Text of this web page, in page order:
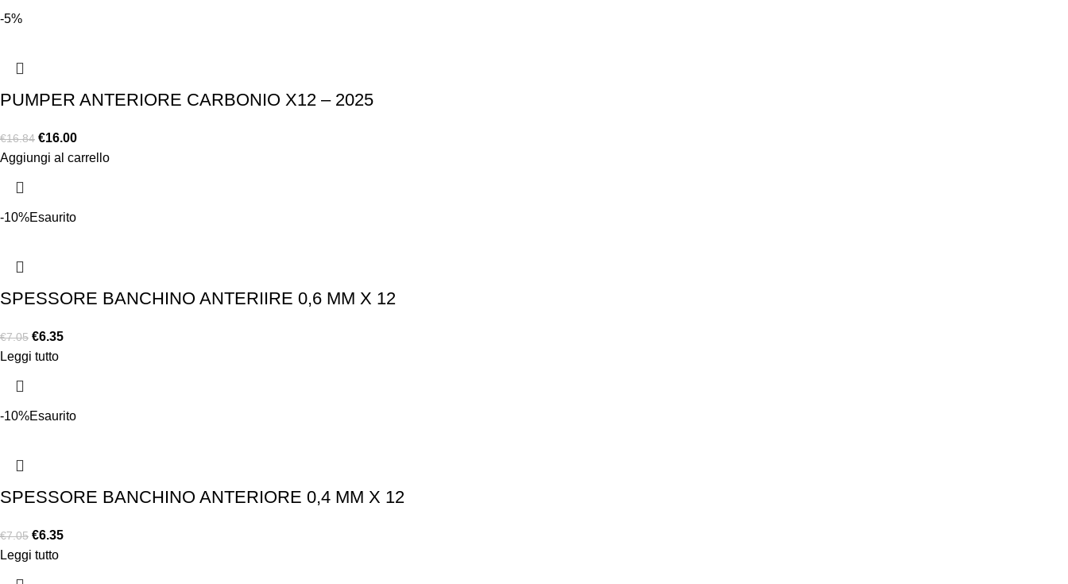
-5%
PUMPER ANTERIORE CARBONIO X12 – 2025
€16.84 €16.00
Aggiungi al carrello
-10%Esaurito
SPESSORE BANCHINO ANTERIIRE 0,6 MM X 12
€7.05 €6.35
Leggi tutto
-10%Esaurito
SPESSORE BANCHINO ANTERIORE 0,4 MM X 12
€7.05 €6.35
Leggi tutto